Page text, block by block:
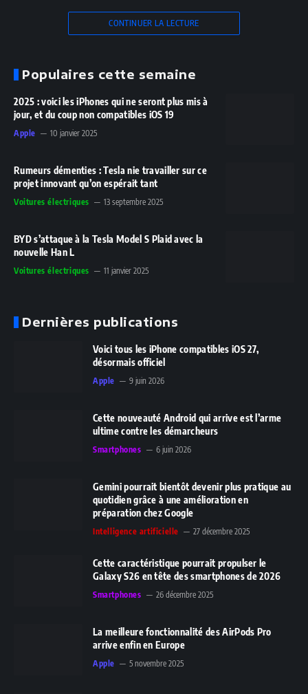
CONTINUER LA LECTURE
Populaires cette semaine
2025 : voici les iPhones qui ne seront plus mis à
jour, et du coup non compatibles iOS 19
Apple 10 janvier 2025
Rumeurs démenties : Tesla nie travailler sur ce
projet innovant qu’on espérait tant
Voitures électriques 13 septembre 2025
BYD s’attaque à la Tesla Model S Plaid avec la
nouvelle Han L
Voitures électriques 11 janvier 2025
Dernières publications
Voici tous les iPhone compatibles iOS 27,
désormais officiel
Apple 9 juin 2026
Cette nouveauté Android qui arrive est l’arme
ultime contre les démarcheurs
Smartphones 6 juin 2026
Gemini pourrait bientôt devenir plus pratique au
quotidien grâce à une amélioration en
préparation chez Google
Intelligence artificielle 27 décembre 2025
Cette caractéristique pourrait propulser le
Galaxy S26 en tête des smartphones de 2026
Smartphones 26 décembre 2025
La meilleure fonctionnalité des AirPods Pro
arrive enfin en Europe
Apple 5 novembre 2025